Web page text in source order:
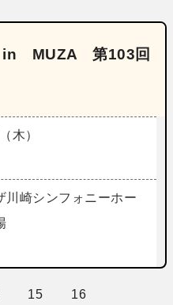
in MUZA 第103回
木）
川崎シンフォニーホー
15
16